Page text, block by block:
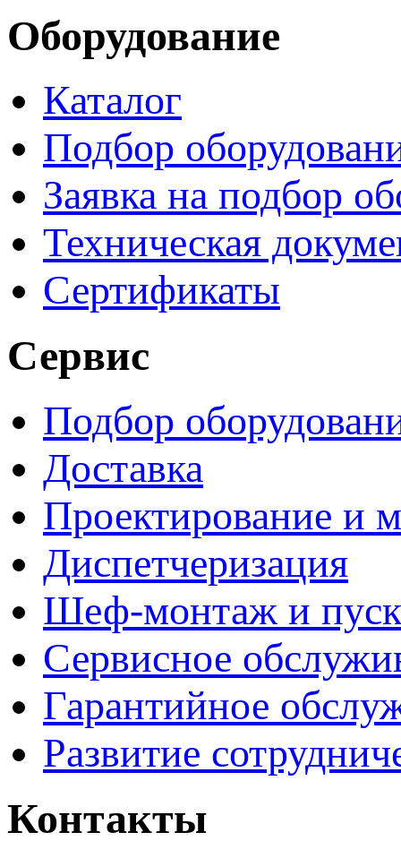
Оборудование
Каталог
Подбор
Заявка на подбор
Техническая
Сертификаты
Сервис
Подбор
Доставка
Проектирование и
Диспетчеризация
Шеф-монтаж и
Сервисное
Гарантийное
Развитие
Контакты